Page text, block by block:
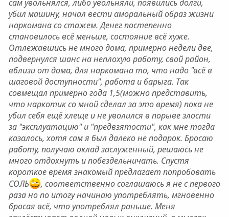
сам увольнялся, либо увольняли, появились долги,
убил машину, начал вести аморальный образ жизни
наркомана со стажем. Денег постепенно
становилось всё меньше, состояние всё хуже.
Отлежавшись не много дома, примерно недели две,
подвернулся шанс на неплохую работу, свой район,
вблизи от дома, для наркомана то, что надо "всё в
шаговой доступности", работа и барыга. Так
совмещал примерно года 1,5(можно представить,
что наркотик со мной сделал за это время) пока не
убил себя ещё хлеще и не уволился в порыве злости
за "эксплуатацию" и "предвзятости", как мне тогда
казалось, хотя сам я был далеко не подарок. Бросаю
работу, получаю оклад заслуженный, решаюсь не
много отдохнуть и побездельничать. Спустя
короткое время знакомый предлагает попробовать
СОЛЬ
, соответственно соглашаюсь я не с первого
раза но по итогу начинаю употреблять, мгновенно
бросая всё, что употреблял раньше. Меня